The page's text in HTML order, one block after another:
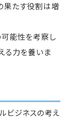
果たす役割は増
可能性を考察し
る力を養いま
ビジネスの考え